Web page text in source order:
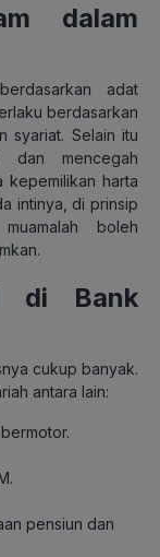
dalam
adat
berdasarkan
syariat. Selain itu
dan mencegah
kepemilikan harta
intinya, di prinsip
boleh
di Bank
cukup banyak.
antara lain:
pensiun dan